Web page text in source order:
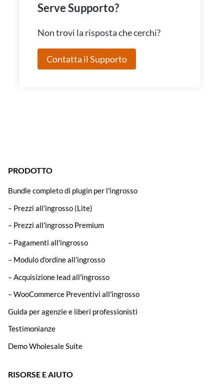
Serve Supporto?
Non trovi la risposta che cerchi?
Contatta il Supporto
PRODOTTO
Bundle completo di plugin per l'ingrosso
– Prezzi all'ingrosso (Lite)
– Prezzi all'ingrosso Premium
– Pagamenti all'ingrosso
– Modulo d'ordine all'ingrosso
– Acquisizione lead all'ingrosso
– WooCommerce Preventivi all'ingrosso
Guida per agenzie e liberi professionisti
Testimonianze
Demo Wholesale Suite
RISORSE E AIUTO